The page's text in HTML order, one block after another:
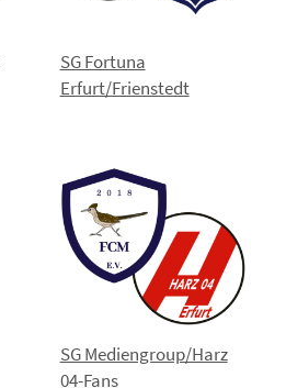
SG Fortuna
Erfurt/Frienstedt
SG Mediengroup/Harz
04-Fans